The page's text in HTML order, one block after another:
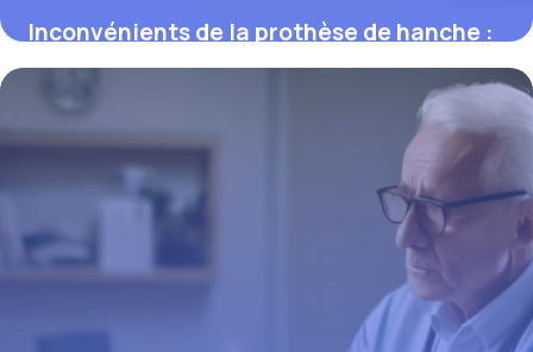
Inconvénients de la prothèse de hanche :
limites et risques à connaître
12 mars 2026